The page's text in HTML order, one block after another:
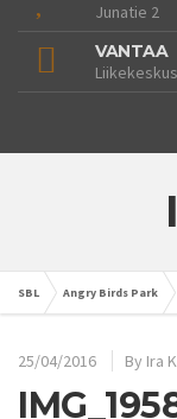
Junatie 2
VANTAA
SBL Angry Birds Park
25/04/2016 By Ira